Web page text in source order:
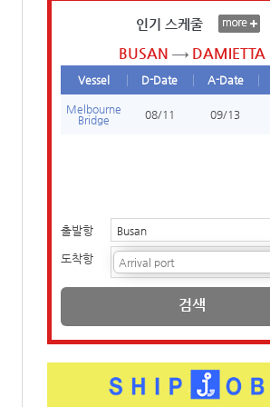
인기 스케줄
BUSAN DAMIETTA
Vessel D-Date A-Date
Melbourne
Bridge
08/11 09/13
출발항
도착항
검색